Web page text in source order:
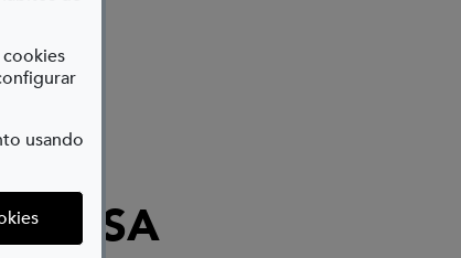
cookies
usando
(abre en ventana modal)
LOSA